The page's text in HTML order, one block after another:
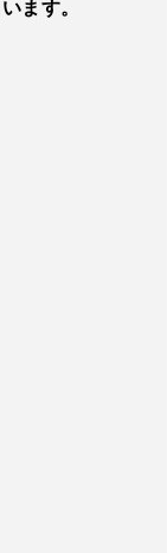
ます。